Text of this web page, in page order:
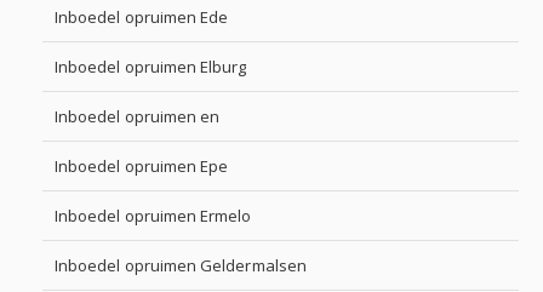
Inboedel opruimen Ede
Inboedel opruimen Elburg
Inboedel opruimen en
Inboedel opruimen Epe
Inboedel opruimen Ermelo
Inboedel opruimen Geldermalsen